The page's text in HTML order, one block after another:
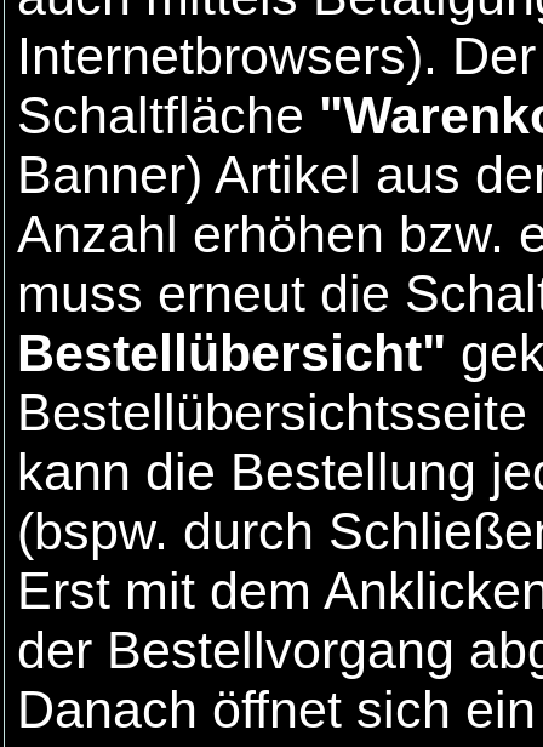
Internetbrowsers).
Schaltfläche
Banner) Artikel aus
Anzahl erhöhen bzw.
muss erneut die
Bestellübersicht"
kann die Bestellung
(bspw. durch
Erst mit dem
der Bestellvorgang
Danach öffnet sich